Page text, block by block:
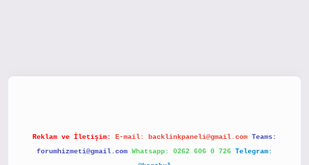
Reklam ve İletişim: E-mail: backlinkpaneli@gmail.com Teams:
forumhizmeti@gmail.com Whatsapp: 0262 606 0 726 Telegram: